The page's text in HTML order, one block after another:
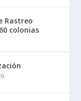
Rastreo
colonias